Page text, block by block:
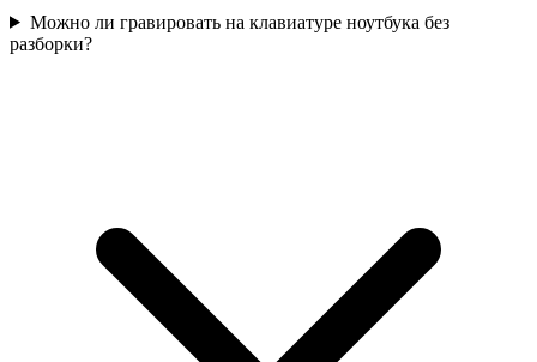
Можно ли гравировать на клавиатуре ноутбука без
разборки?